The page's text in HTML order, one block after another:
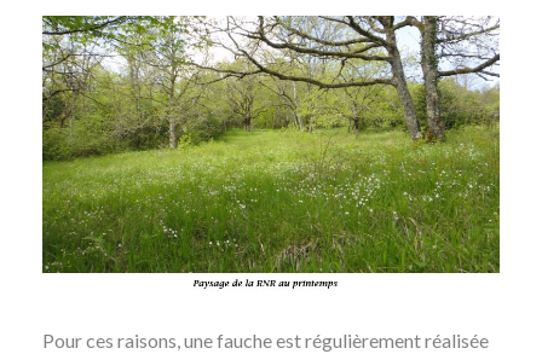
Pour ces raisons, une fauche est régulièrement réalisée